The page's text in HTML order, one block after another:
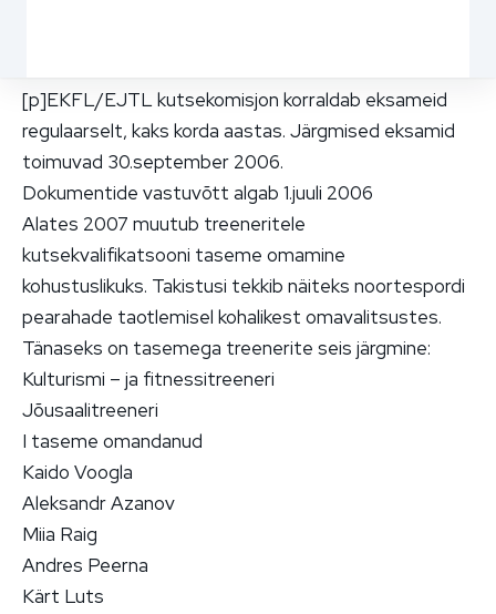
[p]EKFL/EJTL kutsekomisjon korraldab eksameid
regulaarselt, kaks korda aastas. Järgmised eksamid
toimuvad 30.september 2006.
Dokumentide vastuvõtt algab 1.juuli 2006
Alates 2007 muutub treeneritele
kutsekvalifikatsooni taseme omamine
kohustuslikuks. Takistusi tekkib näiteks noortespordi
pearahade taotlemisel kohalikest omavalitsustes.
Tänaseks on tasemega treenerite seis järgmine:
Kulturismi – ja fitnessitreeneri
Jõusaalitreeneri
I taseme omandanud
Kaido Voogla
Aleksandr Azanov
Miia Raig
Andres Peerna
Kärt Luts